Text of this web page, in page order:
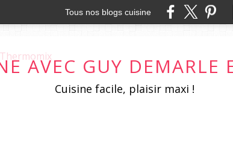
Tous nos blogs cuisine
AVEC GUY DEMARLE
Cuisine facile, plaisir maxi !